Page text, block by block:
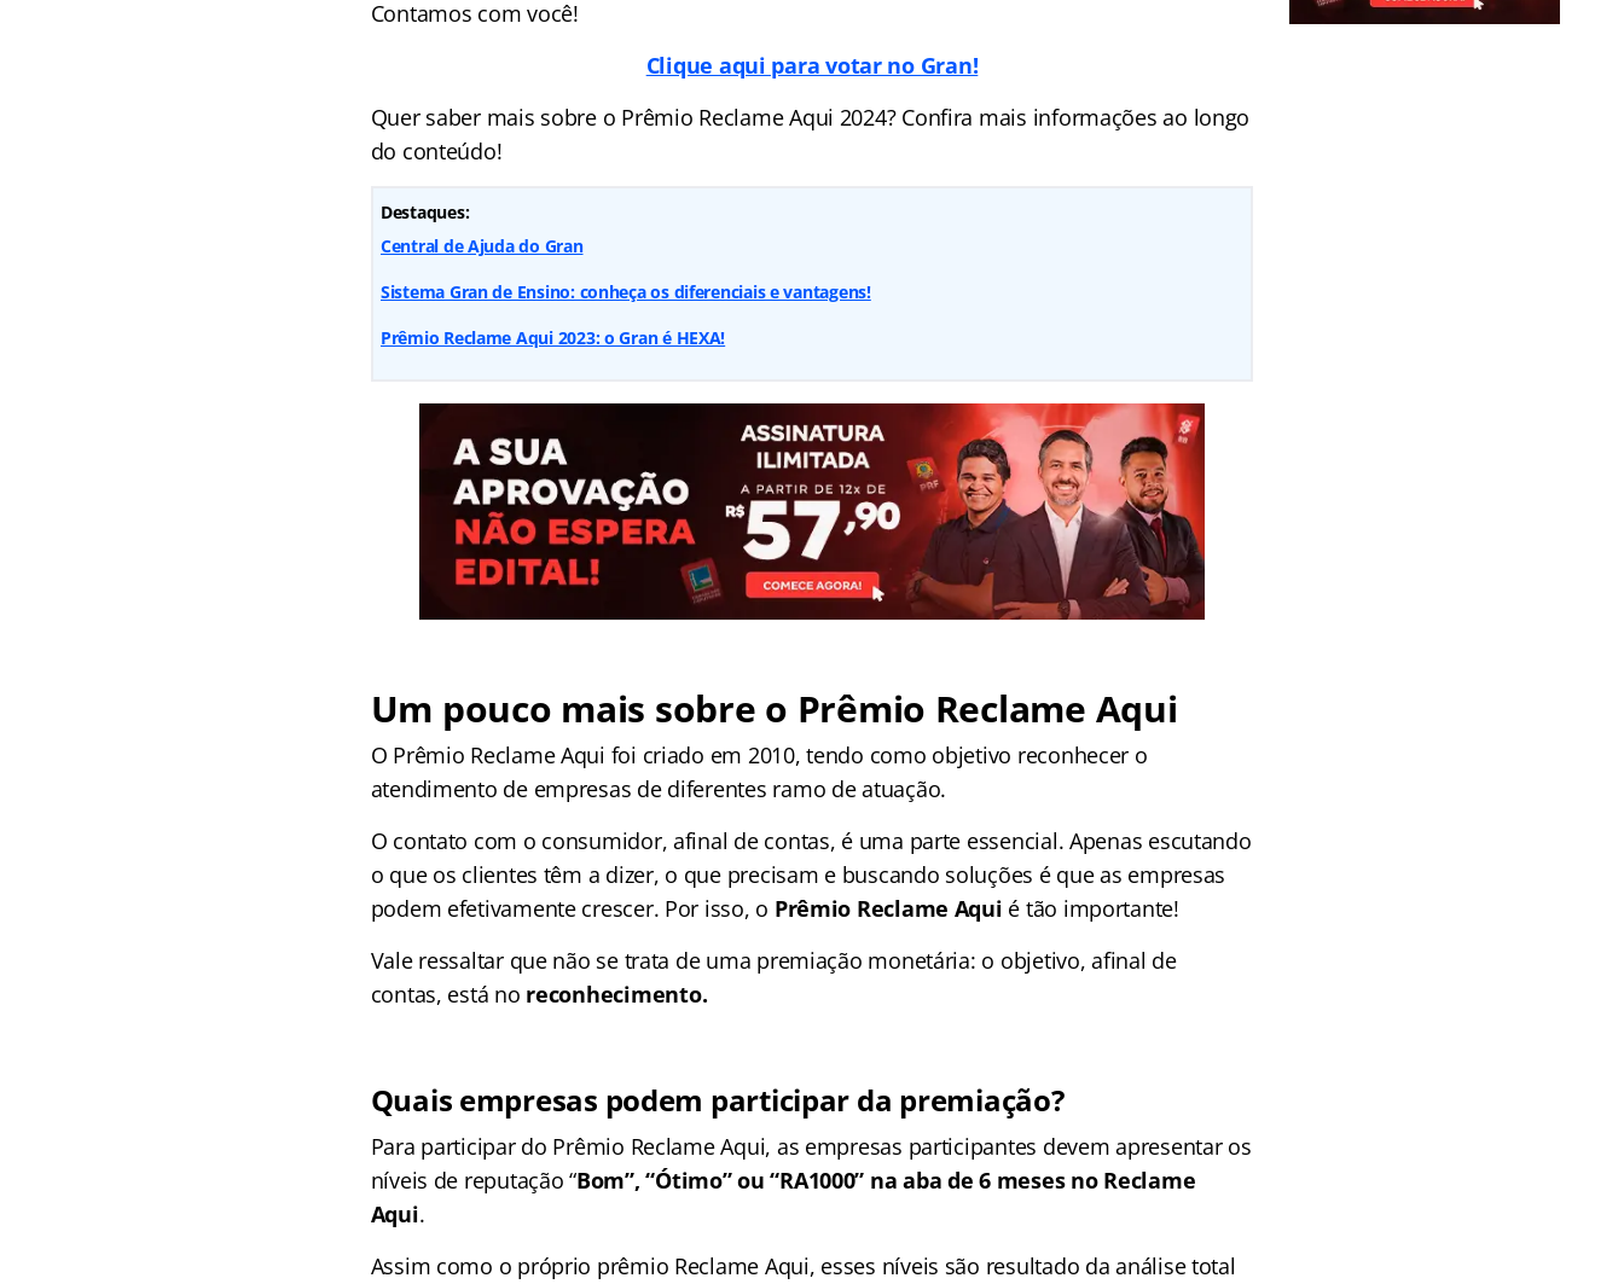
Contamos com você!
Clique aqui para votar no Gran!
Quer saber mais sobre o Prêmio Reclame Aqui 2024? Confira mais informações ao longo
do conteúdo!
Destaques:
Central de Ajuda do Gran
Sistema Gran de Ensino: conheça os diferenciais e vantagens!
Prêmio Reclame Aqui 2023: o Gran é HEXA!
Um pouco mais sobre o Prêmio Reclame Aqui
O Prêmio Reclame Aqui foi criado em 2010, tendo como objetivo reconhecer o
atendimento de empresas de diferentes ramo de atuação.
O contato com o consumidor, afinal de contas, é uma parte essencial. Apenas escutando
o que os clientes têm a dizer, o que precisam e buscando soluções é que as empresas
podem efetivamente crescer. Por isso, o Prêmio Reclame Aqui é tão importante!
Vale ressaltar que não se trata de uma premiação monetária: o objetivo, afinal de
contas, está no reconhecimento.
Quais empresas podem participar da premiação?
Para participar do Prêmio Reclame Aqui, as empresas participantes devem apresentar os
níveis de reputação “Bom”, “Ótimo” ou “RA1000” na aba de 6 meses no Reclame
Aqui.
Assim como o próprio prêmio Reclame Aqui, esses níveis são resultado da análise total